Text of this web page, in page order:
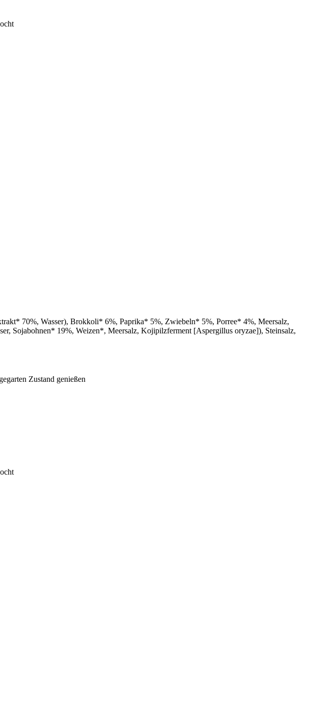
70%, Wasser), Brokkoli* 6%, Paprika* 5%, Zwiebeln* 5%, Porree* 4%, Meersalz,
Sojabohnen* 19%, Weizen*, Meersalz, Kojipilzferment [Aspergillus oryzae]), Steinsalz,
Zustand genießen